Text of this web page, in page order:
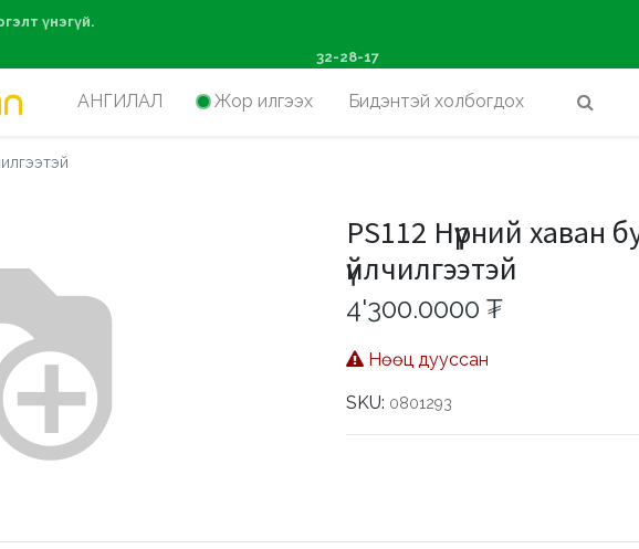
худалдан авалтад
32-28-17
АНГИЛАЛ Жор илгээх Бидэнтэй холбогдох
PS112 Нүүрний хаван
үйлчилгээтэй
4'300.0000 ₮
Нөөц дууссан
SKU: 0801293